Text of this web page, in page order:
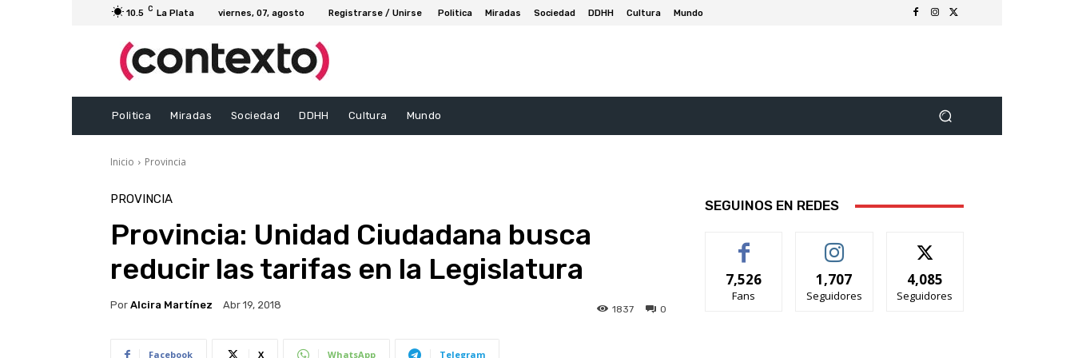
10.5 C La Plata viernes, 07, agosto Registrarse / Unirse Politica Miradas Sociedad DDHH Cultura Mundo
Politica Miradas Sociedad DDHH Cultura Mundo
Inicio Provincia
PROVINCIA
Provincia: Unidad Ciudadana busca
reducir las tarifas en la Legislatura
Por Alcira Martínez Abr 19, 2018 0
1837
Facebook X WhatsApp Telegram
SEGUINOS EN REDES
7,526
Fans
1,707
Seguidores
4,085
Seguidores